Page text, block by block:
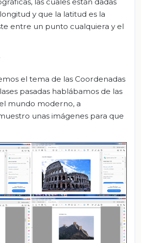
y que la latitud es la
entre un punto cualquiera y el
el tema de las Coordenadas
pasadas hablábamos de las
mundo moderno, a
unas imágenes para que